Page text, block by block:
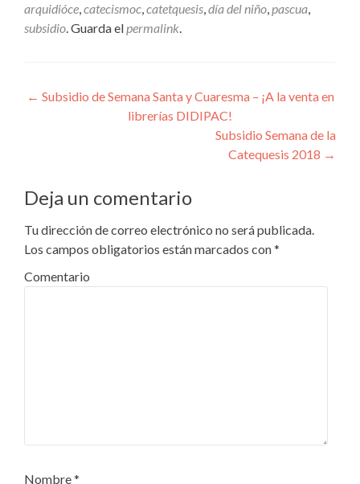
arquidióce,catecismoc,catetquesis,día del niño,pascua,
subsidio. Guarda elpermalink.
Navegación
← Subsidio de Semana Santa y Cuaresma – ¡A la venta en
librerías DIDIPAC!
Subsidio Semana de la
Catequesis 2018 →
Deja un comentario
Tu dirección de correo electrónico no será publicada.
Los campos obligatorios están marcados con*
Comentario
Nombre*